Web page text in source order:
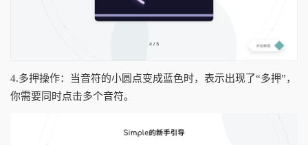
4.多押操作：当音符的小圆点变成蓝色时，表示出现了“多押”，
你需要同时点击多个音符。